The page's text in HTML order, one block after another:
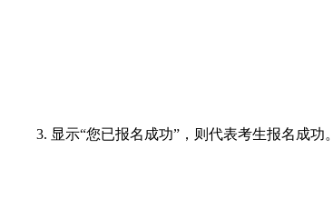
3. 显示“您已报名成功”，则代表考生报名成功。